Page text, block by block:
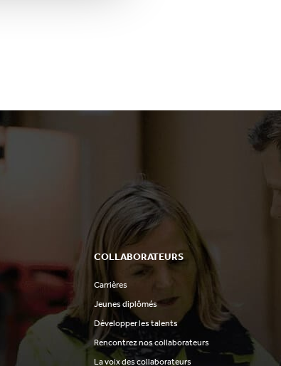
COLLABORATEURS
Carrières
Jeunes diplômés
Développer les talents
Rencontrez nos collaborateurs
La voix des collaborateurs